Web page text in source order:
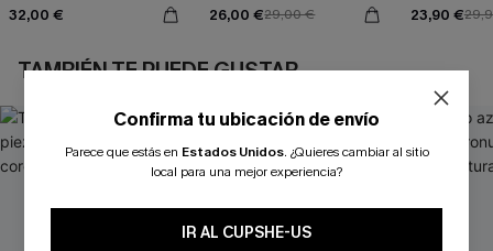
32,00 € 26,00 €29,00 € 23,90 €
TAMBIÉN TE PUEDE GUSTAR
Confirma tu ubicación de envío
Parece que estás en Estados Unidos. ¿Quieres cambiar al sitio
local para una mejor experiencia?
IR AL CUPSHE-US